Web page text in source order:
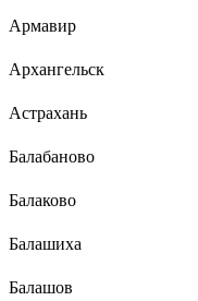
Армавир
Архангельск
Астрахань
Балабаново
Балаково
Балашиха
Балашов